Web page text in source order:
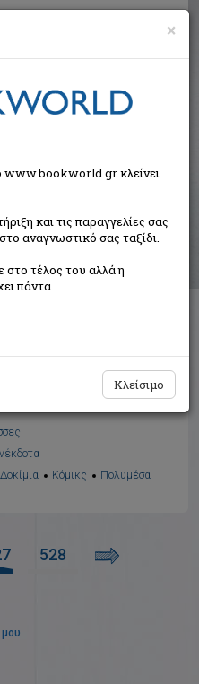
Εορταστικά - Επετειακά
Ημερολόγια - Λευκώματα
Κόμικς
Πολυμέσα
528
×
www.bookworld.gr κλείνει
και τις παραγγελίες σας
αναγνωστικό σας ταξίδι.
στο τέλος του αλλά η
πάντα.
Κλείσιμο